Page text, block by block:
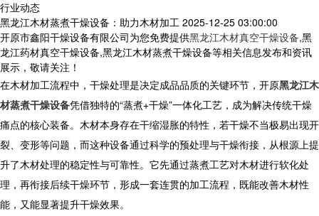
行业动态
黑龙江木材蒸煮干燥设备：助力木材加工 2025-12-25 03:00:00
开原市鑫阳干燥设备有限公司为您免费提供黑龙江木材真空干燥设备,黑
龙江药材真空干燥设备,黑龙江木材蒸煮干燥设备等相关信息发布和资讯
展示，敬请关注！
在木材加工流程中，干燥处理是决定成品品质的关键环节，开原黑龙江木
材蒸煮干燥设备凭借独特的“蒸煮+干燥”一体化工艺，成为解决传统干燥
痛点的核心装备。木材本身存在干缩湿胀的特性，若干燥不当极易出现开
裂、变形等问题，而这种设备通过科学的预处理与干燥衔接，从根源上提
升了木材处理的稳定性与可靠性。它先通过蒸煮工艺对木材进行软化处
理，再衔接后续干燥环节，形成一套连贯的加工流程，既能改善木材性
能，又能显著提升干燥效果。